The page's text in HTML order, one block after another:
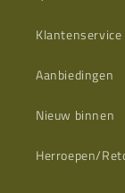
Klantenservice
Aanbiedingen
Nieuw binnen
Herroepen/